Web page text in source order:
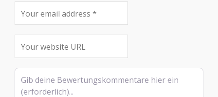
Rezensionstext